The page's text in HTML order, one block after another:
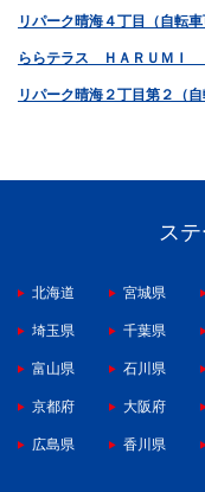
リパーク晴海４丁目（自転車
ららテラス ＨＡＲＵＭＩ
リパーク晴海２丁目第２（自
ス
北海道 宮城県
埼玉県 千葉県
富山県 石川県
京都府 大阪府
広島県 香川県